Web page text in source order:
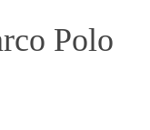
Polo